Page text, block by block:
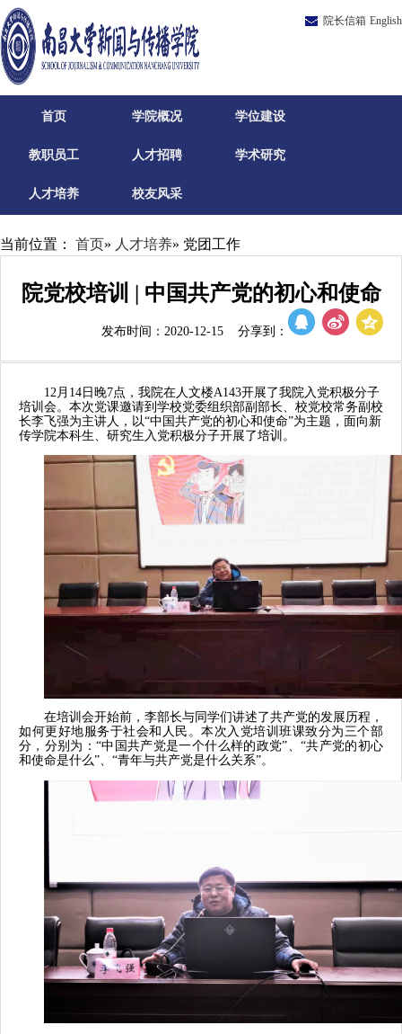
院长信箱 English
首页 学院概况 学位建设
教职员工 人才招聘 学术研究
人才培养 校友风采
当前位置： 首页» 人才培养» 党团工作
院党校培训 | 中国共产党的初心和使命
发布时间：2020-12-15 分享到：
12月14日晚7点，我院在人文楼A143开展了我院入党积极分子
培训会。 本次党课邀请到学校党委组织部副部长、校党校常务副校
长李飞强为主讲人，以“中国共产党的初心和使命”为主题，面向新
传学院本科生、研究生入党积极分子开展了培训。
在培训会开始前，李部长与同学们讲述了共产党的发展历程，
如何更好地服务于社会和人民。本次入党培训班课致分为三个部
分，分别为：“中国共产党是一个什么样的政党”、“共产党的初心
和使命是什么”、“青年与共产党是什么关系”。